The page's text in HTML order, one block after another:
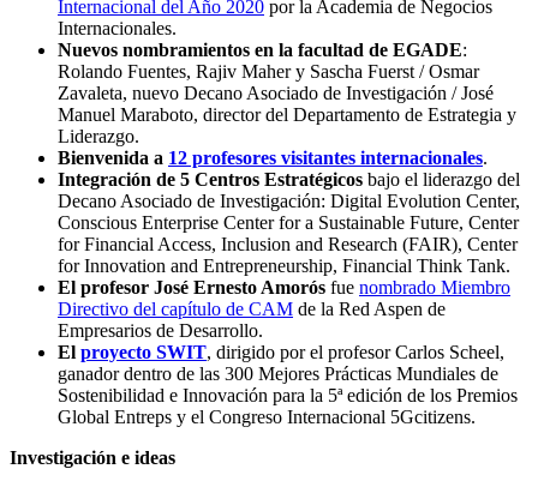
Internacional del Año 2020 por la Academia de Negocios
Internacionales.
Nuevos nombramientos en la facultad de EGADE:
Rolando Fuentes, Rajiv Maher y Sascha Fuerst / Osmar
Zavaleta, nuevo Decano Asociado de Investigación / José
Manuel Maraboto, director del Departamento de Estrategia y
Liderazgo.
Bienvenida a 12 profesores visitantes internacionales.
Integración de 5 Centros Estratégicos bajo el liderazgo del
Decano Asociado de Investigación: Digital Evolution Center,
Conscious Enterprise Center for a Sustainable Future, Center
for Financial Access, Inclusion and Research (FAIR), Center
for Innovation and Entrepreneurship, Financial Think Tank.
El profesor José Ernesto Amorós fue nombrado Miembro
Directivo del capítulo de CAM de la Red Aspen de
Empresarios de Desarrollo.
El proyecto SWIT, dirigido por el profesor Carlos Scheel,
ganador dentro de las 300 Mejores Prácticas Mundiales de
Sostenibilidad e Innovación para la 5ª edición de los Premios
Global Entreps y el Congreso Internacional 5Gcitizens.
Investigación e ideas